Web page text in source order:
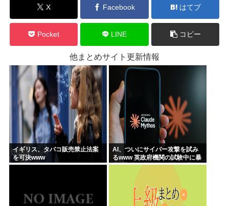
X Facebook はてブ
Pocket LINE コピー
他まとめサイト更新情報
イギリス、タバコ販売禁止法案
を可決www
AI、ついにサイバー攻撃を試み
るwww 英政府機関の試験中に暴
走「架空人物になり承認要求」